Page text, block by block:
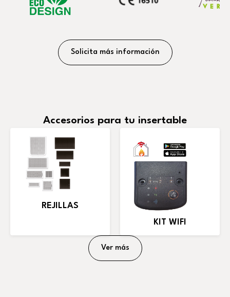
Solicita más información
Accesorios para tu insertable
REJILLAS
KIT WIFI
Ver más